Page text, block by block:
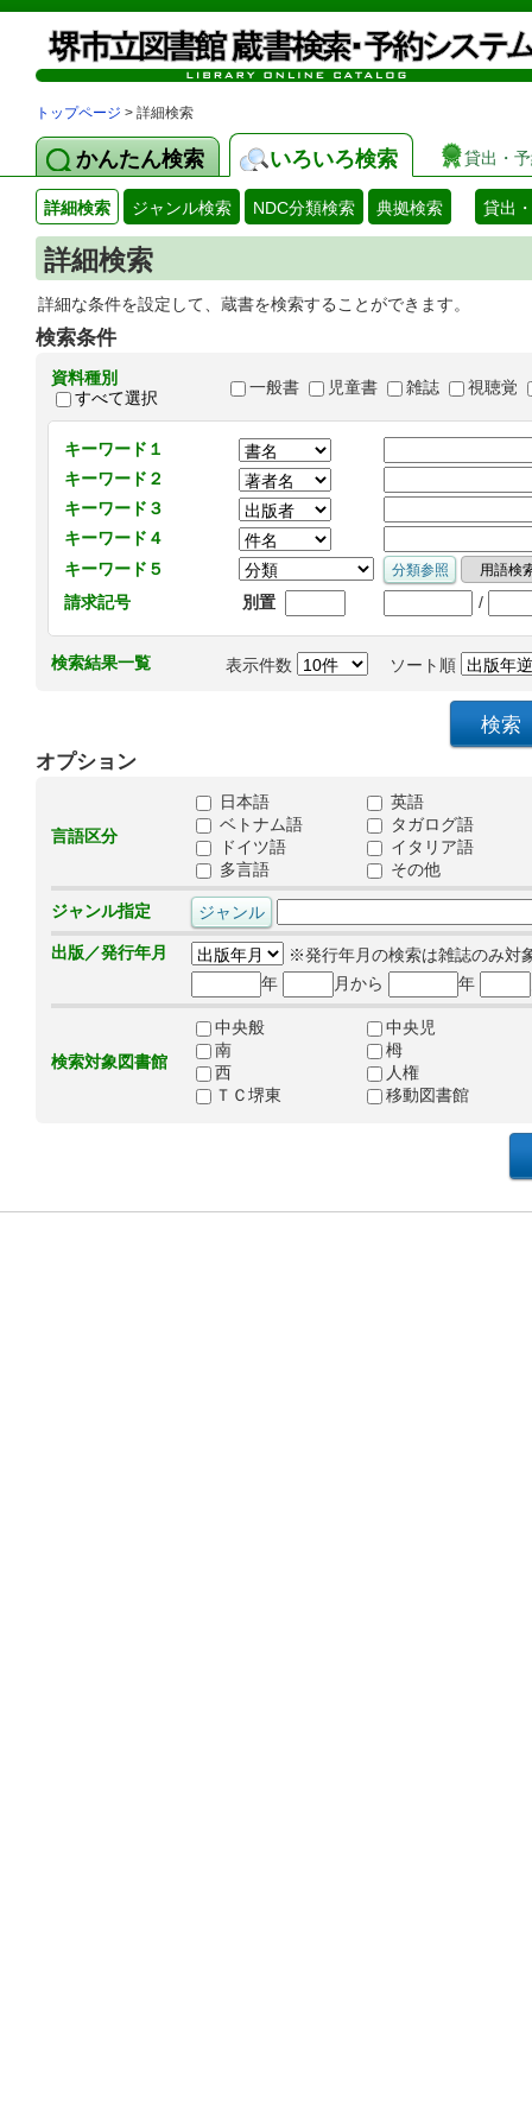
トップページ > 詳細検索
かんたん検索 いろいろ検索 貸出・
詳細検索 ジャンル検索 NDC分類検索 典拠検索 貸出
詳細検索
詳細な条件を設定して、蔵書を検索することができます。
検索条件
資料種別
すべて選択
一般書 児童書 雑誌 視聴覚
キーワード１
キーワード２
キーワード３
キーワード４
キーワード５
請求記号
別置 /
検索結果一覧 表示件数 ソート順
オプション
言語区分
日本語
英語
ベトナム語
タガログ語
ドイツ語
イタリア語
多言語
その他
ジャンル指定
出版／発行年月
※発行年月の検索は雑誌のみ対
年
月から 年
検索対象図書館
中央般
中央児
南
栂
西
人権
ＴＣ堺東
移動図書館